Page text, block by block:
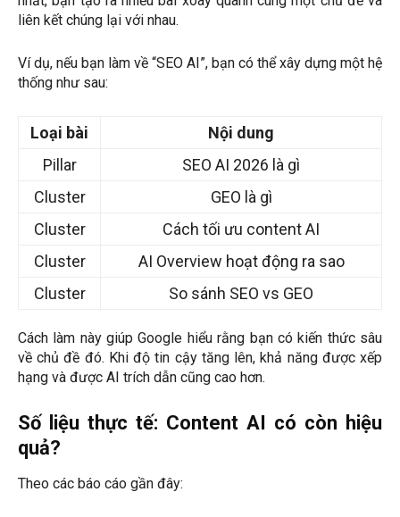
liên kết chúng lại với nhau.
Ví dụ, nếu bạn làm về “SEO AI”, bạn có thể xây dựng một hệ
thống như sau:
Loại bài
Nội dung
Pillar
SEO AI 2026 là gì
Cluster
GEO là gì
Cluster
Cách tối ưu content AI
Cluster
AI Overview hoạt động ra sao
Cluster
So sánh SEO vs GEO
Cách làm này giúp Google hiểu rằng bạn có kiến thức sâu
về chủ đề đó. Khi độ tin cậy tăng lên, khả năng được xếp
hạng và được AI trích dẫn cũng cao hơn.
Số liệu thực tế: Content AI có còn hiệu
quả?
Theo các báo cáo gần đây: